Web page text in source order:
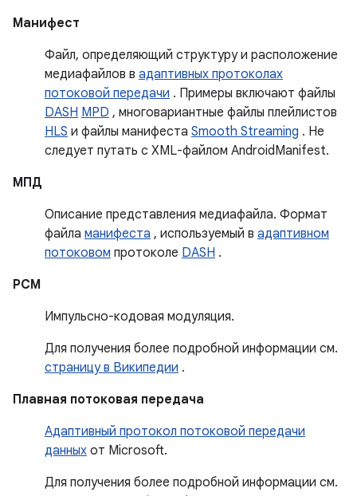
Манифест
Файл, определяющий структуру и расположение
медиафайлов в адаптивных протоколах
потоковой передачи . Примеры включают файлы
DASH MPD , многовариантные файлы плейлистов
HLS и файлы манифеста Smooth Streaming . Не
следует путать с XML-файлом AndroidManifest.
МПД
Описание представления медиафайла. Формат
файла манифеста , используемый в адаптивном
потоковом протоколе DASH .
PCM
Импульсно-кодовая модуляция.
Для получения более подробной информации см.
страницу в Википедии .
Плавная потоковая передача
Адаптивный протокол потоковой передачи
данных от Microsoft.
Для получения более подробной информации см.